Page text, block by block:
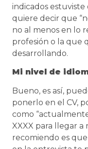
indicados estuviste
quiere decir que
no al menos en lo
profesión o la que
desarrollando.
Mi nivel de
Bueno, es así,
ponerlo en el CV,
como
XXXX para llegar a
recomiendo es